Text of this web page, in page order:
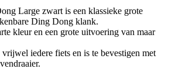
Large zwart is een klassieke grote
Ding Dong klank.
kleur en een grote uitvoering van maar
vrijwel iedere fiets en is te bevestigen met